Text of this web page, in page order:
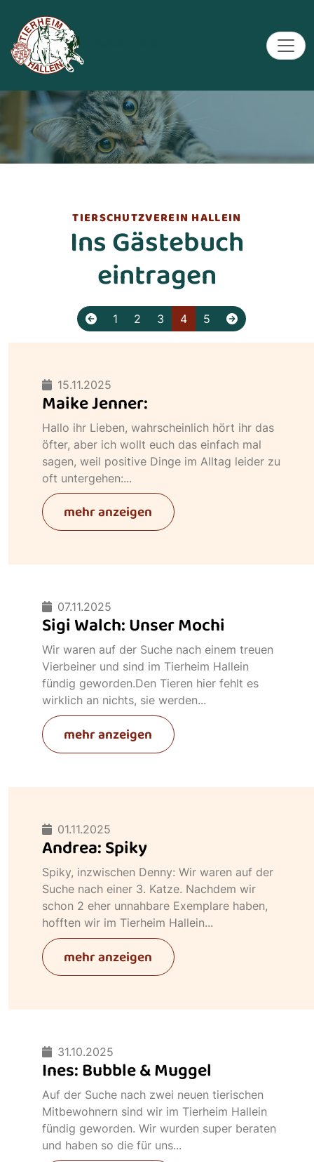
TIERSCHUTZVEREIN HALLEIN
Ins Gästebuch
eintragen
1 2 3 4 5
15.11.2025
Maike Jenner:
Hallo ihr Lieben, wahrscheinlich hört ihr das
öfter, aber ich wollt euch das einfach mal
sagen, weil positive Dinge im Alltag leider zu
oft untergehen:...
mehr anzeigen
07.11.2025
Sigi Walch: Unser Mochi
Wir waren auf der Suche nach einem treuen
Vierbeiner und sind im Tierheim Hallein
fündig geworden.Den Tieren hier fehlt es
wirklich an nichts, sie werden...
mehr anzeigen
01.11.2025
Andrea: Spiky
Spiky, inzwischen Denny: Wir waren auf der
Suche nach einer 3. Katze. Nachdem wir
schon 2 eher unnahbare Exemplare haben,
hofften wir im Tierheim Hallein...
mehr anzeigen
31.10.2025
Ines: Bubble & Muggel
Auf der Suche nach zwei neuen tierischen
Mitbewohnern sind wir im Tierheim Hallein
fündig geworden. Wir wurden super beraten
und haben so die für uns...